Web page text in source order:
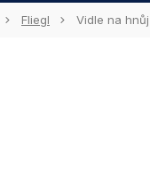
Fliegl Vidle na